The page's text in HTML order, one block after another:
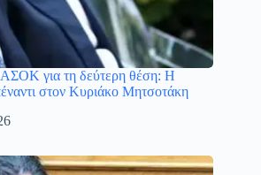
για τη δεύτερη θέση: Η
στον Κυριάκο Μητσοτάκη